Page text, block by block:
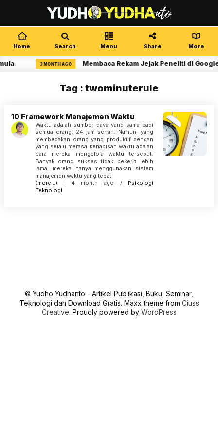
Home Search Menu Share More
3 MONTH AGO Membaca Rekam Jejak Peneliti di
Tag : twominuterule
10 Framework Manajemen Waktu
Waktu adalah sumber daya yang sama bagi
semua orang: 24 jam sehari. Namun, yang
membedakan orang yang produktif dengan
yang selalu merasa kehabisan waktu adalah
cara mereka mengelola waktu tersebut.
Banyak orang sukses tidak bekerja lebih
lama, mereka hanya menggunakan sistem
manajemen waktu yang tepat.
(more…) | 4 month ago / Psikologi
Teknologi
© Yudho Yudhanto - Artikel Publikasi, Buku, Seminar,
Teknologi dan Download Gratis. Maxx theme from Ciuss
Creative. Proudly powered by WordPress